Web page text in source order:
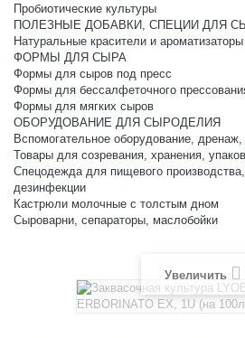
Пробиотические культуры
ПОЛЕЗНЫЕ ДОБАВКИ, СПЕЦИИ ДЛЯ
Натуральные красители и ароматизаторы
ФОРМЫ ДЛЯ СЫРА
Формы для сыров под пресс
Формы для бессалфеточного
Формы для мягких сыров
ОБОРУДОВАНИЕ ДЛЯ СЫРОДЕЛИЯ
Вспомогательное оборудование,
Товары для созревания, хранения,
Спецодежда для пищевого
дезинфекции
Кастрюли молочные с толстым дном
Сыроварни, сепараторы, маслобойки
Увеличить